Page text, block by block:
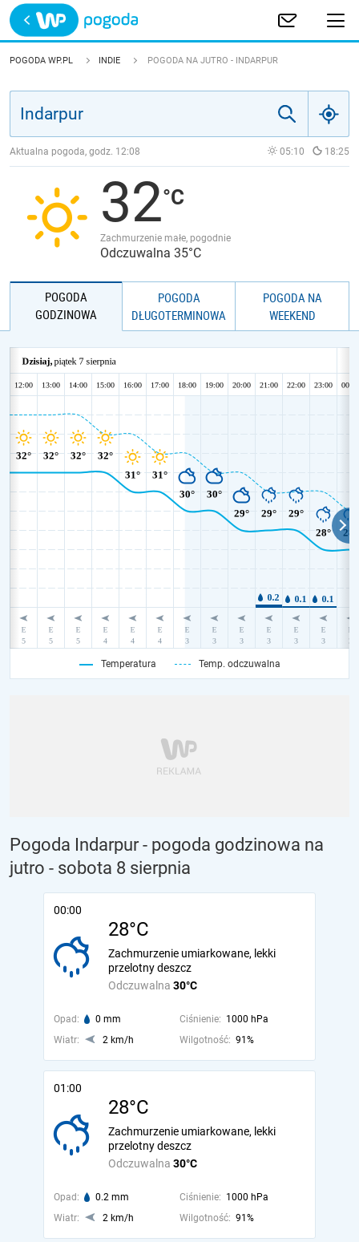
Trwa ładowanie
POLSKA
JAKOŚĆ POWIETRZA
POGODA WP.PL INDIE POGODA NA JUTRO - INDARPUR
Aktualna pogoda, godz. 12:08 05:10 18:25
32
Zachmurzenie małe, pogodnie
Odczuwalna 35°C
POGODA
GODZINOWA
POGODA
DŁUGOTERMINOWA
POGODA NA
WEEKEND
Temperatura Temp. odczuwalna
Pogoda Indarpur - pogoda godzinowa na
jutro - sobota 8 sierpnia
00:00
28°C
Odczuwalna 30°C
Zachmurzenie umiarkowane, lekki
przelotny deszcz
Opad: 0 mm Ciśnienie: 1000 hPa
Wiatr:
2 km/h Wilgotność: 91%
01:00
28°C
Odczuwalna 30°C
Zachmurzenie umiarkowane, lekki
przelotny deszcz
Opad: 0.2 mm Ciśnienie: 1000 hPa
Wiatr:
2 km/h Wilgotność: 91%